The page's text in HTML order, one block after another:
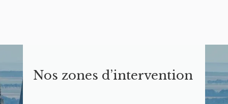
Nos zones d’intervention